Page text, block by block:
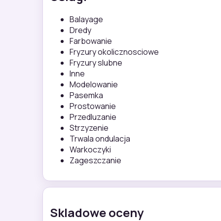
Balayage
Dredy
Farbowanie
Fryzury okolicznosciowe
Fryzury slubne
Inne
Modelowanie
Pasemka
Prostowanie
Przedluzanie
Strzyzenie
Trwala ondulacja
Warkoczyki
Zageszczanie
Skladowe oceny